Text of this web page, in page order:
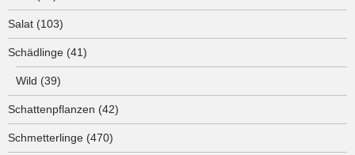
Salat (103)
Schädlinge (41)
Wild (39)
Schattenpflanzen (42)
Schmetterlinge (470)